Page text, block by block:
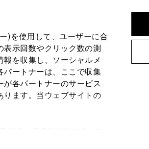
)を使用して、ユーザーに合
示回数やクリック数の測
を収集し、ソーシャルメ
パートナーは、ここで収集
各パートナーのサービス
ります。当ウェブサイトの